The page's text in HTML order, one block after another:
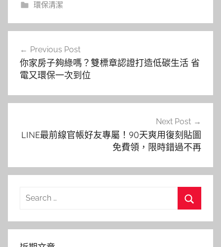
環保清潔
覽
Previous Post
你家房子夠綠嗎？雙標章認證打造低碳生活 省
電又環保一次到位
Next Post
LINE最前線官帳好友專屬！90天爽用復刻貼圖
免費領，限時錯過不再
Search